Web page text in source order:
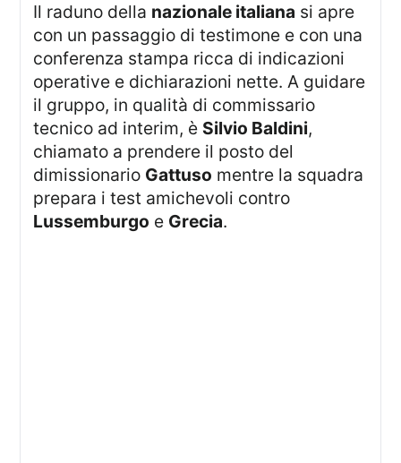
Il raduno della nazionale italiana si apre
con un passaggio di testimone e con una
conferenza stampa ricca di indicazioni
operative e dichiarazioni nette. A guidare
il gruppo, in qualità di commissario
tecnico ad interim, è Silvio Baldini,
chiamato a prendere il posto del
dimissionario Gattuso mentre la squadra
prepara i test amichevoli contro
Lussemburgo e Grecia.